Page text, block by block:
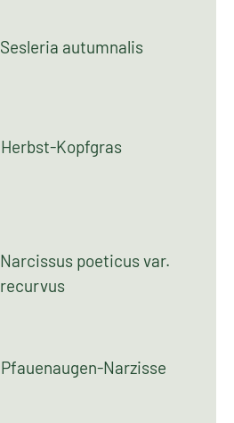
Sesleria autumnalis
Herbst-Kopfgras
Narcissus poeticus var.
recurvus
Pfauenaugen-Narzisse